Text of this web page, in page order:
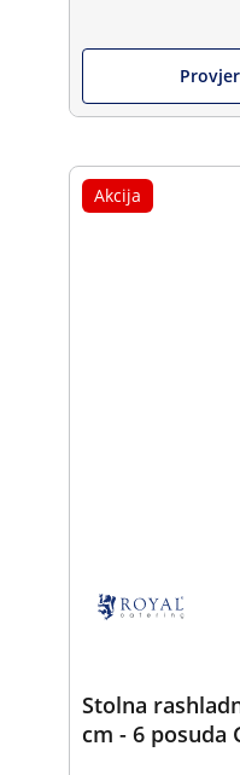
Akcija
Stolna
cm - 6 posuda